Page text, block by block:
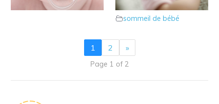
mois
sommeil de bébé
1 2 »
Page 1 of 2